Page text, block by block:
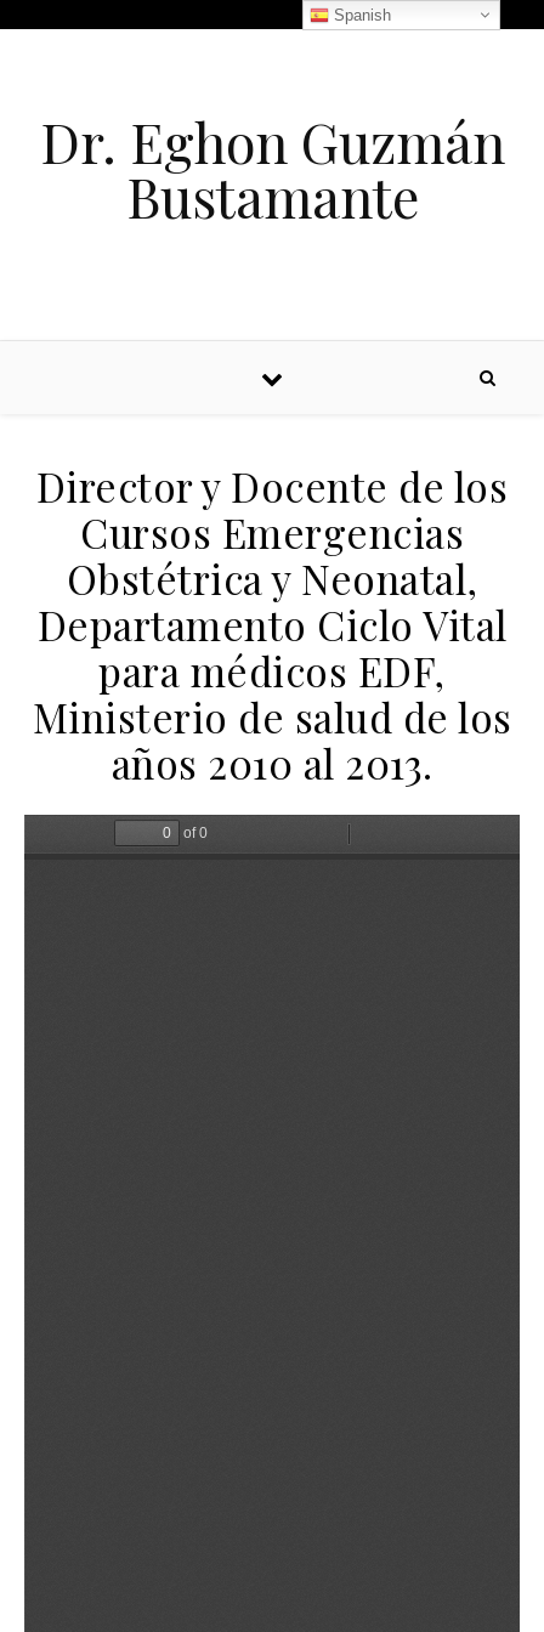
Dr. Eghon Guzmán
Bustamante
Director y Docente de los
Cursos Emergencias
Obstétrica y Neonatal,
Departamento Ciclo Vital
para médicos EDF,
Ministerio de salud de los
años 2010 al 2013.
Spanish